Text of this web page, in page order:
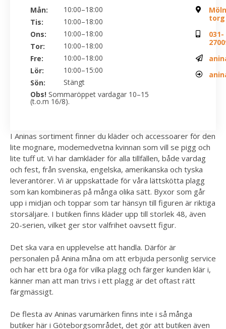
I Aninas sortiment finner du kläder och accessoarer för den
lite mognare, modemedvetna kvinnan som vill se pigg och
lite tuff ut. Vi har damkläder för alla tillfällen, både vardag
och fest, från svenska, engelska, amerikanska och tyska
leverantörer. Vi är uppskattade för våra lättskötta plagg
som kan kombineras på många olika sätt. Byxor som går
upp i midjan och toppar som tar hänsyn till figuren är riktiga
storsäljare. I butiken finns kläder upp till storlek 48, även
20-serien, vilket ger stor valfrihet oavsett figur.
Det ska vara en upplevelse att handla. Därför är
personalen på Anina måna om att erbjuda personlig service
och har ett bra öga för vilka plagg och färger kunden klär i,
känner man att man trivs i ett plagg är det oftast rätt
färgmässigt.
De flesta av Aninas varumärken finns inte i så många
butiker här i Göteborgsområdet, det gör att butiken även
Mån:
10:00–18:00
Tis:
10:00–18:00
Ons:
10:00–18:00
Tor:
10:00–18:00
Fre:
10:00–18:00
Lör:
10:00–15:00
Sön:
Stängt
Obs! Sommaröppet vardagar 10–15
(t.o.m 16/8).
torg
031-